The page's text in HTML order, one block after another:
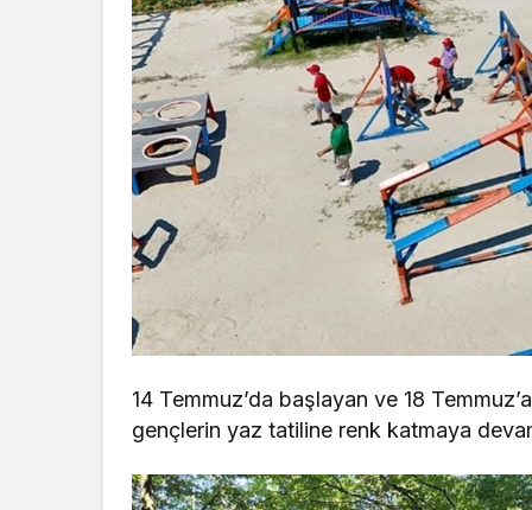
14 Temmuz’da başlayan ve 18
gençlerin yaz tatiline renk katmaya